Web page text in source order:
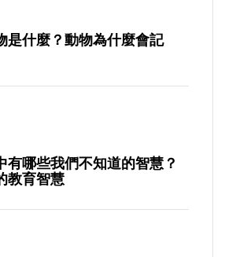
是什麼？動物為什麼會記
有哪些我們不知道的智慧？
教育智慧